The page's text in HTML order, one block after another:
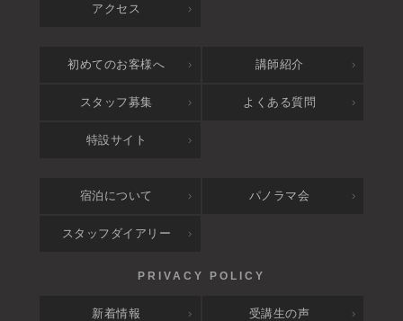
アクセス
初めてのお客様へ 講師紹介
スタッフ募集 よくある質問
特設サイト
宿泊について パノラマ会
スタッフダイアリー
新着情報 受講生の声